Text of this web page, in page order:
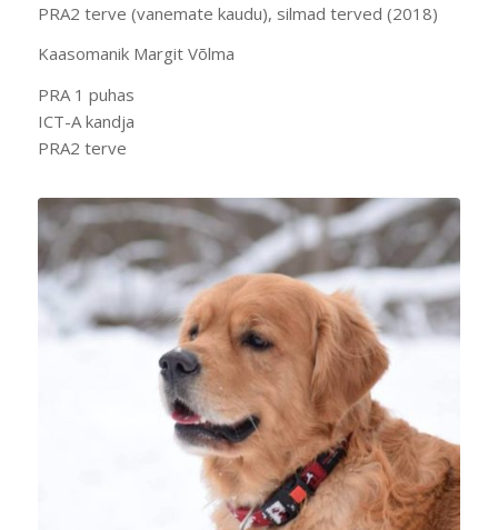
PRA2 terve (vanemate kaudu), silmad terved (2018)
Kaasomanik Margit Võlma
PRA 1 puhas
ICT-A kandja
PRA2 terve